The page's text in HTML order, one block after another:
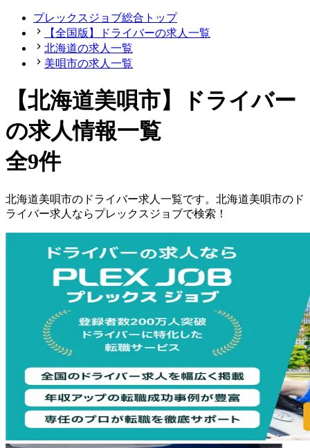
プレックスジョブ総合トップ
【全国版】ドライバーの求人一覧
北海道の求人一覧
美唄市の求人一覧
【北海道美唄市】ドライバー
の求人情報一覧
全9件
北海道美唄市の ドライバー求人一覧です。 北海道美唄市の ド
ライバー求人ならプレックスジョブで検索！